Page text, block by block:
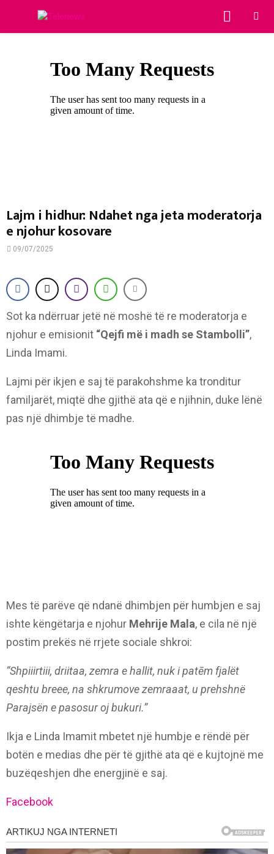
Lajm i hidhur: Ndahet nga jeta moderatorja
e njohur kosovare
09/07/2025
Sot ka ndërruar jetë në moshë të re moderatorja e
njohur e emisionit “Qejfi më i madh se Stambolli”,
Linda Imami.
Lajmi për ikjen e saj të parakohshme ka tronditur
familjarët, miqtë dhe gjithë ata që e njihnin, duke lënë
pas një dhimbje të madhe.
Mes të parëve që ndanë dhimbjen për humbjen e saj
ishte këngëtarja e njohur Mehrije Mala, e cila në një
postim prekës në rrjete sociale shkroi:
“Shpiiirtiii, driitaa, zemra e hallit, nuk i patēm fjalët
qeshtu breee, na shkrumove zemraaat, u prehshnë
Parajsën e pasosur oj bukuri.”
Ikja e Linda Imamit mbetet një humbje e rëndë për
botën e medias dhe për të gjithë ata që e kujtojnë me
buzëqeshjen dhe energjinë e saj.
Facebook